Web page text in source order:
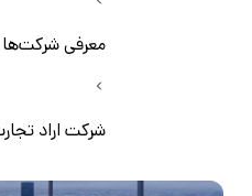
معرفی شرکت‌ها
شرکت اراد